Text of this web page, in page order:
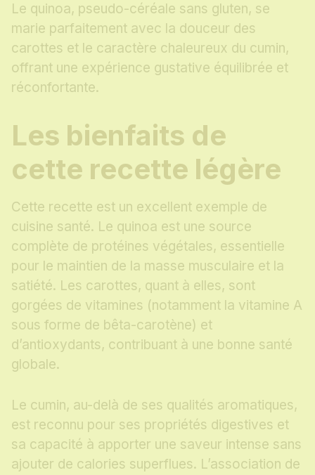
Le quinoa, pseudo-céréale sans gluten, se
marie parfaitement avec la douceur des
carottes et le caractère chaleureux du cumin,
offrant une expérience gustative équilibrée et
réconfortante.
Les bienfaits de
cette recette légère
Cette recette est un excellent exemple de
cuisine santé. Le quinoa est une source
complète de protéines végétales, essentielle
pour le maintien de la masse musculaire et la
satiété. Les carottes, quant à elles, sont
gorgées de vitamines (notamment la vitamine A
sous forme de bêta-carotène) et
d’antioxydants, contribuant à une bonne santé
globale.
Le cumin, au-delà de ses qualités aromatiques,
est reconnu pour ses propriétés digestives et
sa capacité à apporter une saveur intense sans
ajouter de calories superflues. L’association de